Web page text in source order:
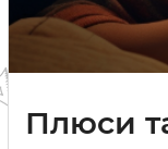
Плюси